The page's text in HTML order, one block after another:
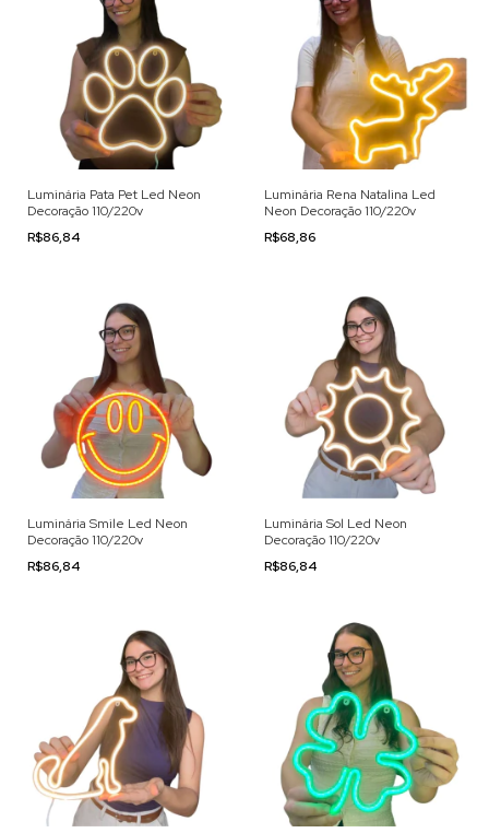
Luminária Pata Pet Led Neon
Decoração 110/220v
R$86,84
Luminária Rena Natalina Led
Neon Decoração 110/220v
R$68,86
Luminária Smile Led Neon
Decoração 110/220v
R$86,84
Luminária Sol Led Neon
Decoração 110/220v
R$86,84